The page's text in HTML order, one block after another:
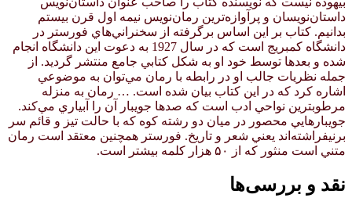
داستان‌نويسان و پرآوازه‌ترين رمان‌نويس نيمه اول قرن بيستم
بدانيم. كتاب بر اين اساس برگرفته از سخنراني‌هاي فورستر در
دانشگاه كمبريج است كه در سال 1927 به دعوت اين دانشگاه انجام
شده و بعدها توسط خود او به شكل كتابي جامع منتشر گرديد. از
جمله نظريات جالب او در رابطه با رمان مي‌توان به موضوعي
اشاره كرد كه در اين كتاب بيان شده است. … رمان به منزله
مرطوبترين نواحي ادب است كه صدها جويبار آن را آبياري مي‌كند.
جويبارهايي محصور در ميان دو رشته كوه كه با حالت تيز و قائم سر
برنيفراشته‌اند يعني شعر و تاريخ. فورستر همچنين معتقد است رمان
متني است منثور كه از ۵۰ هزار كلمه بيشتر است.
نقد و بررسی‌ها